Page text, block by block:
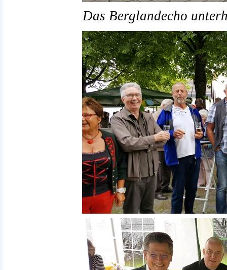
Das Berglandecho